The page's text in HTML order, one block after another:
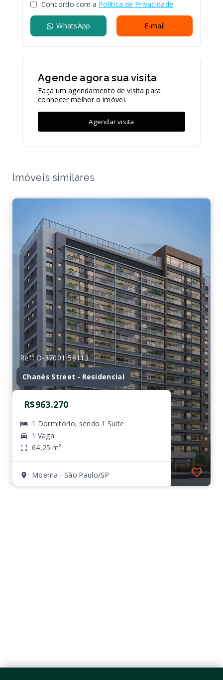
Concordo com a Política de Privacidade
WhatsApp E-mail
Agende agora sua visita
Faça um agendamento de visita para
conhecer melhor o imóvel.
Agendar visita
Imóveis similares
Ref.: O-37001-58113
Chanés Street - Residencial
R$963.270
1 Dormitório, sendo 1 Suíte
1 Vaga
64,25 m²
Moema - São Paulo/SP